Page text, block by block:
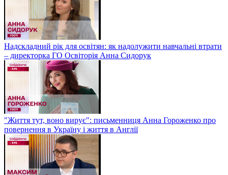
Надскладний рік для освітян: як надолужити навчальні втрати
– директорка ГО Освіторія Анна Сидорук
"Життя тут, воно вирує": письменниця Анна Гороженко про
повернення в Україну і життя в Англії